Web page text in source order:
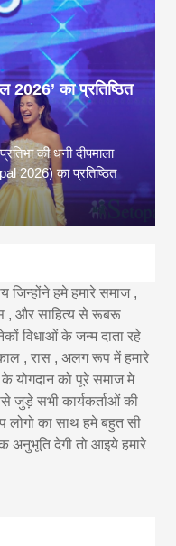
2026’ का प्रतिष्ठित
की धनी दीपमाला
2026) का प्रतिष्ठित
जिन्होंने हमे हमारे समाज ,
, और साहित्य से रूबरू
विधाओं के जन्म दाता रहे
, रास , अलग रूप में हमारे
के योगदान को पूरे समाज मे
जुड़े सभी कार्यकर्ताओं की
का साथ हमे बहुत सी
अनुभूति देगी तो आइये हमारे